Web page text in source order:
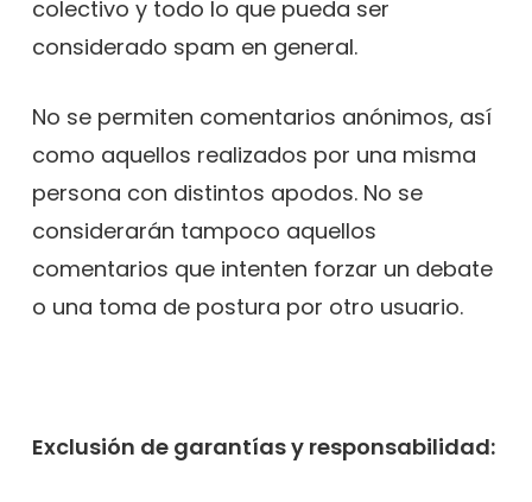
colectivo y todo lo que pueda ser
considerado spam en general.
No se permiten comentarios anónimos, así
como aquellos realizados por una misma
persona con distintos apodos. No se
considerarán tampoco aquellos
comentarios que intenten forzar un debate
o una toma de postura por otro usuario.
Exclusión de garantías y responsabilidad: